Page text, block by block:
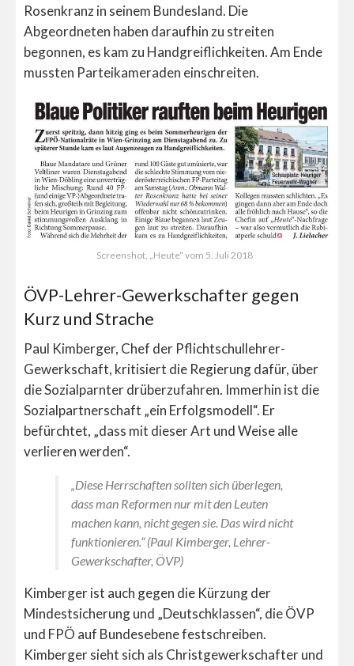
Rosenkranz in seinem Bundesland. Die
Abgeordneten haben daraufhin zu streiten
begonnen, es kam zu Handgreiflichkeiten. Am Ende
mussten Parteikameraden einschreiten.
Screenshot, „Heute“ vom 5. Juli 2018
ÖVP-Lehrer-Gewerkschafter gegen
Kurz und Strache
Paul Kimberger, Chef der Pflichtschullehrer-
Gewerkschaft, kritisiert die Regierung dafür, über
die Sozialparnter drüberzufahren. Immerhin ist die
Sozialpartnerschaft „ein Erfolgsmodell“. Er
befürchtet, „dass mit dieser Art und Weise alle
verlieren werden“.
„Diese Herrschaften sollten sich überlegen,
dass man Reformen nur mit den Leuten
machen kann, nicht gegen sie. Das wird nicht
funktionieren.“ (Paul Kimberger, Lehrer-
Gewerkschafter, ÖVP)
Kimberger ist auch gegen die Kürzung der
Mindestsicherung und „Deutschklassen“, die ÖVP
und FPÖ auf Bundesebene festschreiben.
Kimberger sieht sich als Christgewerkschafter und